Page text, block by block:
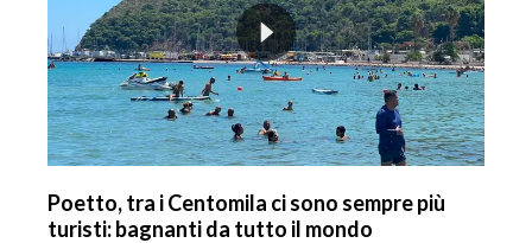
Poetto, tra i Centomila ci sono sempre più
turisti: bagnanti da tutto il mondo